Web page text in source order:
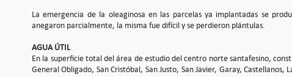
La emergencia de la oleaginosa en las parcelas ya implantadas se
anegaron parcialmente, la misma fue difícil y se perdieron plántulas.
AGUA ÚTIL
En la superficie total del área de estudio del centro norte santafesino,
General Obligado, San Cristóbal, San Justo, San Javier, Garay, Castellanos,